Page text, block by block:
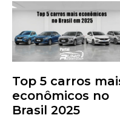
Top 5 carros
econômicos no
Brasil 2025